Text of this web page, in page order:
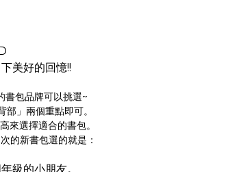
美好的回憶!!
包品牌可以挑選~
」兩個重點即可。
來選擇適合的書包。
的新書包選的就是：
級的小朋友。